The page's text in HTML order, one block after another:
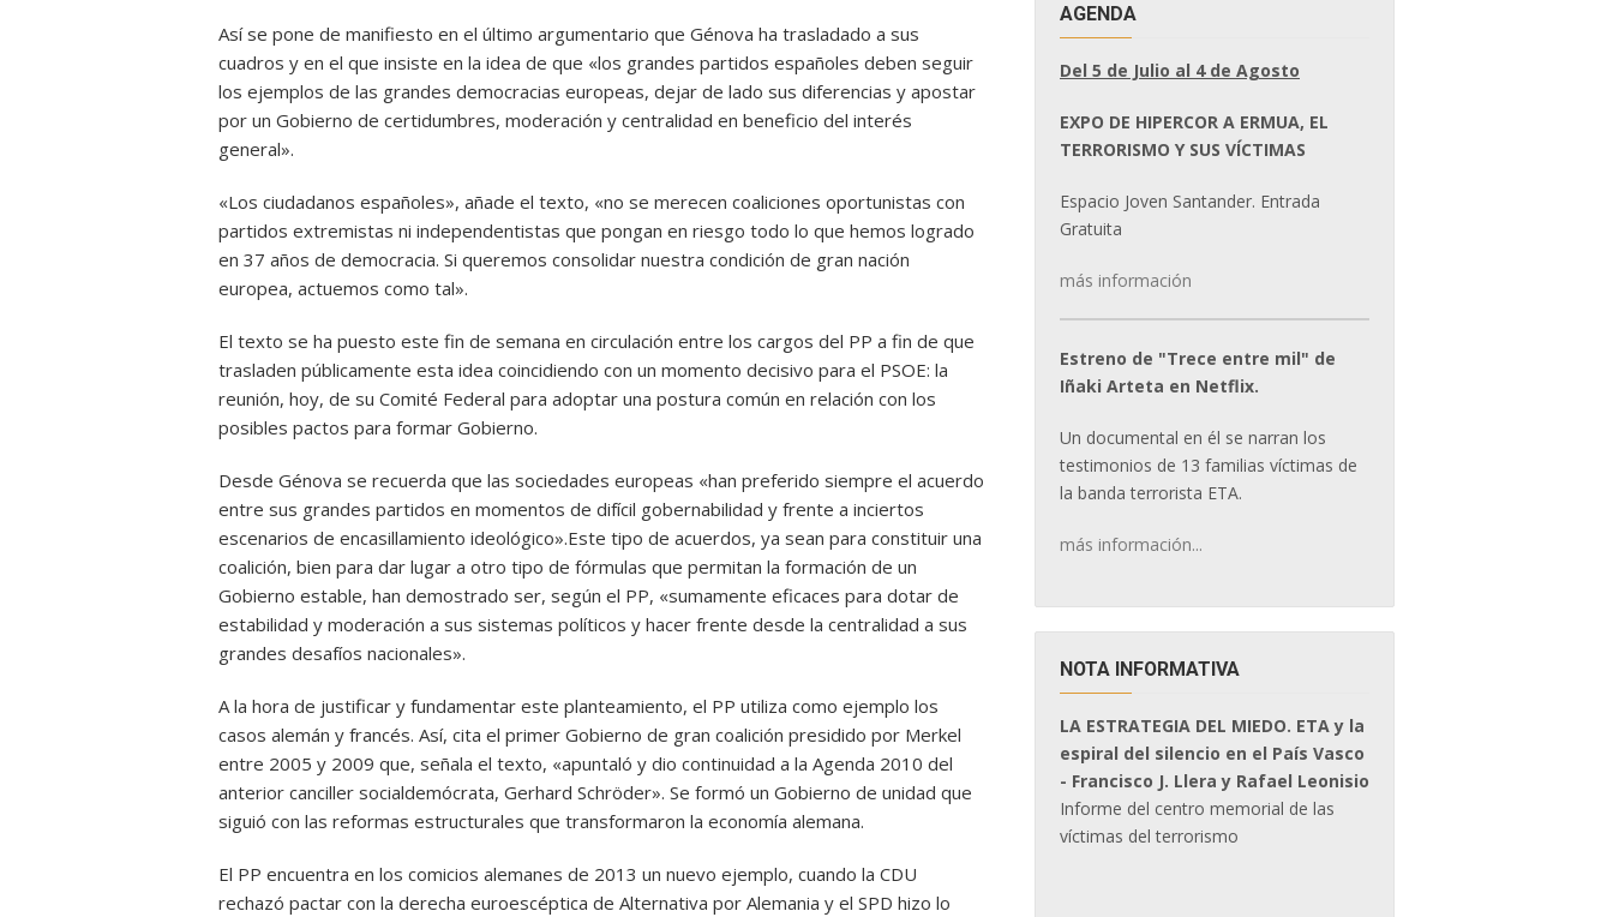
Así se pone de manifiesto en el último argumentario que Génova ha trasladado a sus
cuadros y en el que insiste en la idea de que «los grandes partidos españoles deben seguir
los ejemplos de las grandes democracias europeas, dejar de lado sus diferencias y apostar
por un Gobierno de certidumbres, moderación y centralidad en beneficio del interés
general».
«Los ciudadanos españoles», añade el texto, «no se merecen coaliciones oportunistas con
partidos extremistas ni independentistas que pongan en riesgo todo lo que hemos logrado
en 37 años de democracia. Si queremos consolidar nuestra condición de gran nación
europea, actuemos como tal».
El texto se ha puesto este fin de semana en circulación entre los cargos del PP a fin de que
trasladen públicamente esta idea coincidiendo con un momento decisivo para el PSOE: la
reunión, hoy, de su Comité Federal para adoptar una postura común en relación con los
posibles pactos para formar Gobierno.
Desde Génova se recuerda que las sociedades europeas «han preferido siempre el acuerdo
entre sus grandes partidos en momentos de difícil gobernabilidad y frente a inciertos
escenarios de encasillamiento ideológico».Este tipo de acuerdos, ya sean para constituir una
coalición, bien para dar lugar a otro tipo de fórmulas que permitan la formación de un
Gobierno estable, han demostrado ser, según el PP, «sumamente eficaces para dotar de
estabilidad y moderación a sus sistemas políticos y hacer frente desde la centralidad a sus
grandes desafíos nacionales».
A la hora de justificar y fundamentar este planteamiento, el PP utiliza como ejemplo los
casos alemán y francés. Así, cita el primer Gobierno de gran coalición presidido por Merkel
entre 2005 y 2009 que, señala el texto, «apuntaló y dio continuidad a la Agenda 2010 del
anterior canciller socialdemócrata, Gerhard Schröder». Se formó un Gobierno de unidad que
siguió con las reformas estructurales que transformaron la economía alemana.
El PP encuentra en los comicios alemanes de 2013 un nuevo ejemplo, cuando la CDU
rechazó pactar con la derecha euroescéptica de Alternativa por Alemania y el SPD hizo lo
AGENDA
Del 5 de Julio al 4 de Agosto
EXPO DE HIPERCOR A ERMUA, EL
TERRORISMO Y SUS VÍCTIMAS
Espacio Joven Santander. Entrada
Gratuita
más información
Estreno de "Trece entre mil" de
Iñaki Arteta en Netflix.
Un documental en él se narran los
testimonios de 13 familias víctimas de
la banda terrorista ETA.
más información...
NOTA INFORMATIVA
LA ESTRATEGIA DEL MIEDO. ETA y la
espiral del silencio en el País Vasco
- Francisco J. Llera y Rafael Leonisio
Informe del centro memorial de las
víctimas del terrorismo